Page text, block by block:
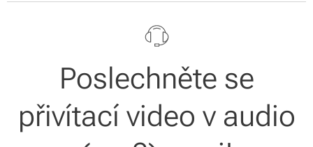
Poslechněte se
přivítací video v audio